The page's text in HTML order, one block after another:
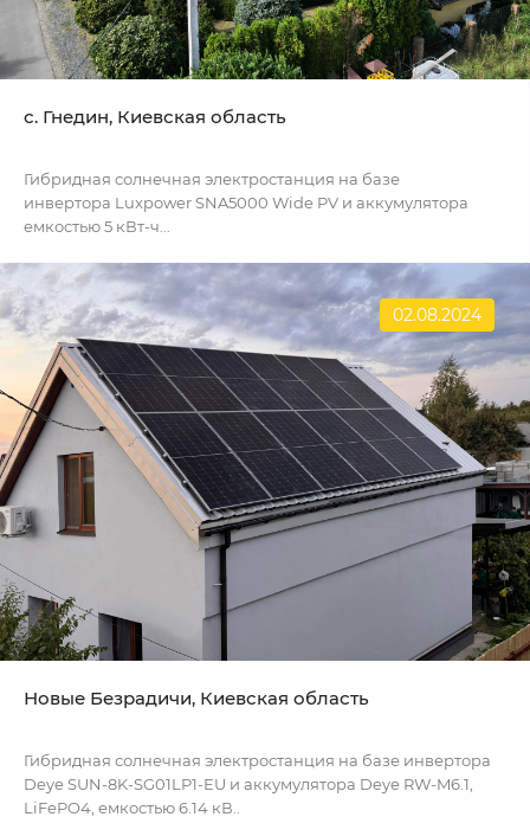
с. Гнедин, Киевская область
Гибридная солнечная электростанция на базе
инвертора Luxpower SNA5000 Wide PV и аккумулятора
емкостью 5 кВт-ч...
02.08.2024
Новые Безрадичи, Киевская область
Гибридная солнечная электростанция на базе инвертора
Deye SUN-8K-SG01LP1-EU и аккумулятора Deye RW-M6.1,
LiFePO4, емкостью 6.14 кВ..